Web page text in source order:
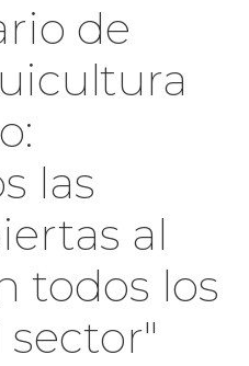
de
las
al
todos los